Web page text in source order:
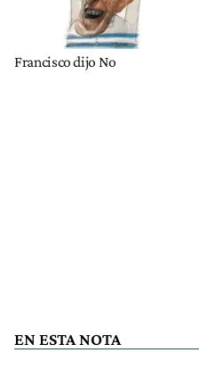
Francisco dijo No
EN ESTA NOTA